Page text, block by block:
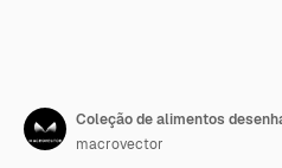
Coleção de alimentos
macrovector